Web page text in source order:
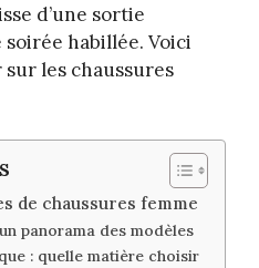
d’une sortie
habillée. Voici
les chaussures
de chaussures femme
panorama des modèles
: quelle matière choisir